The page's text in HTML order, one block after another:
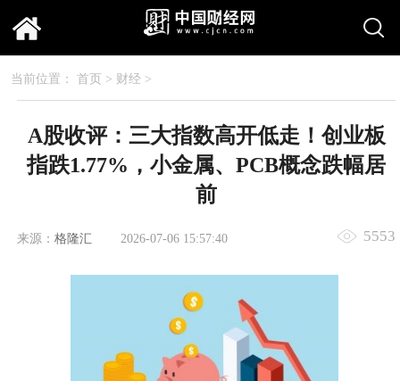
当前位置： 首页 > 财经>
A股收评：三大指数高开低走！创业板
指跌1.77%，小金属、PCB概念跌幅居
前
来源： 格隆汇 2026-07-06 15:57:40 5553